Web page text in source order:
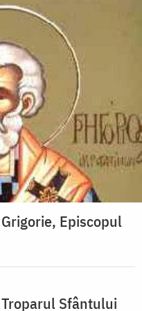
Episcopul
Sfântului